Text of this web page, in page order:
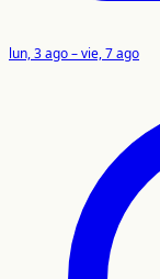
lun, 3 ago – vie, 7 ago